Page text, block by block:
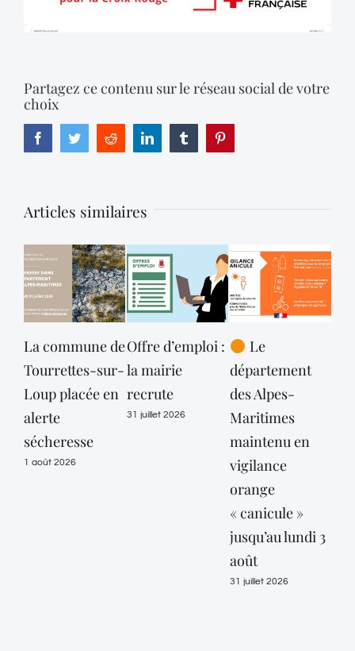
Partagez ce contenu sur le réseau social de votre
choix
FacebookTwitterReddit LinkedIn Tumblr
Articles similaires
La commune de
Tourrettes-sur-
Loup placée en
alerte
sécheresse
1 août 2026
Offre d’emploi :
la mairie
recrute
31 juillet 2026
Le
département
des Alpes-
Maritimes
maintenu en
vigilance
orange
« canicule »
jusqu’au lundi 3
août
31 juillet 2026